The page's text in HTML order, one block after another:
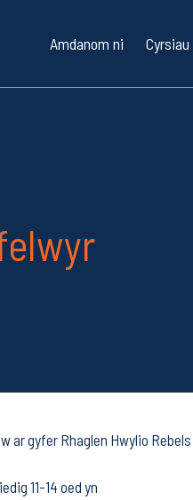
Amdanom ni
Tocynnau Rhodd
Cyrsiau
ar gyfer Rhaglen Hwylio Rebels
11-14 oed yn